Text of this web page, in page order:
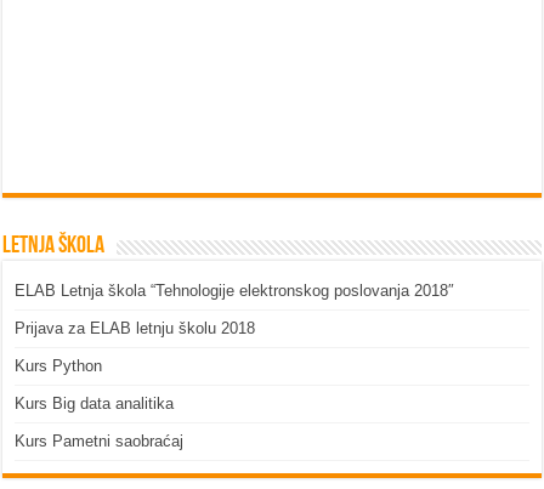
Letnja škola
ELAB Letnja škola “Tehnologije elektronskog poslovanja 2018″
Prijava za ELAB letnju školu 2018
Kurs Python
Kurs Big data analitika
Kurs Pametni saobraćaj